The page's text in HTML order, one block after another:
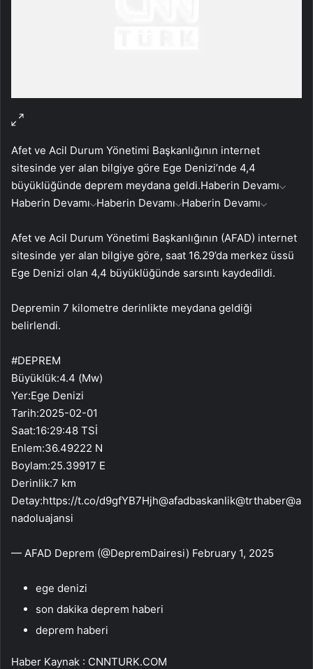
Afet ve Acil Durum Yönetimi Başkanlığının internet
sitesinde yer alan bilgiye göre Ege Denizi’nde 4,4
büyüklüğünde deprem meydana geldi.Haberin Devamı
Haberin Devamı Haberin Devamı Haberin Devamı
Afet ve Acil Durum Yönetimi Başkanlığının (AFAD) internet
sitesinde yer alan bilgiye göre, saat 16.29’da merkez üssü
Ege Denizi olan 4,4 büyüklüğünde sarsıntı kaydedildi.
Depremin 7 kilometre derinlikte meydana geldiği
belirlendi.
#DEPREM
Büyüklük:4.4 (Mw)
Yer:Ege Denizi
Tarih:2025-02-01
Saat:16:29:48 TSİ
Enlem:36.49222 N
Boylam:25.39917 E
Derinlik:7 km
Detay:https://t.co/d9gfYB7Hjh@afadbaskanlik@trthaber@a
nadoluajansi
— AFAD Deprem (@DepremDairesi) February 1, 2025
ege denizi
son dakika deprem haberi
deprem haberi
Haber Kaynak : CNNTURK.COM